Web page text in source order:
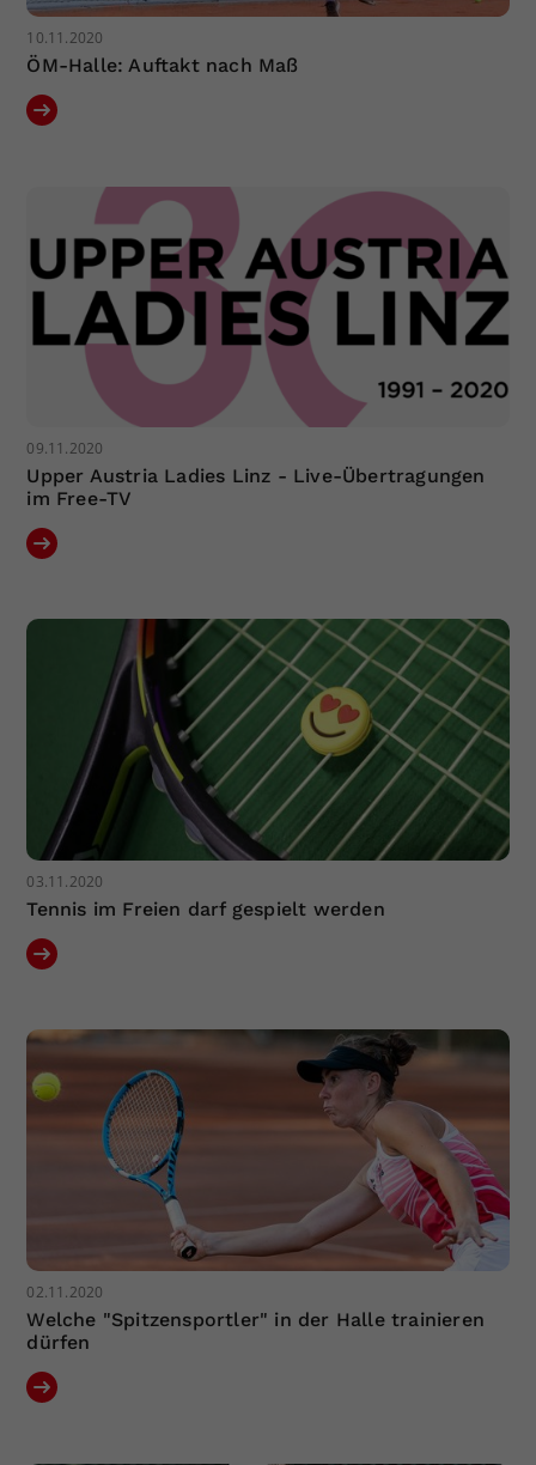
10.11.2020
ÖM-Halle: Auftakt nach Maß
09.11.2020
Upper Austria Ladies Linz - Live-Übertragungen
im Free-TV
03.11.2020
Tennis im Freien darf gespielt werden
02.11.2020
Welche "Spitzensportler" in der Halle trainieren
dürfen